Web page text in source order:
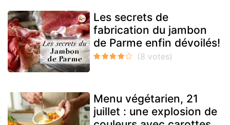
Les secrets de
fabrication du jambon
de Parme enfin dévoilés!
Menu végétarien, 21
juillet : une explosion de